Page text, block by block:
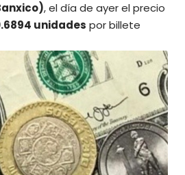
, el día de ayer el precio
unidades por billete